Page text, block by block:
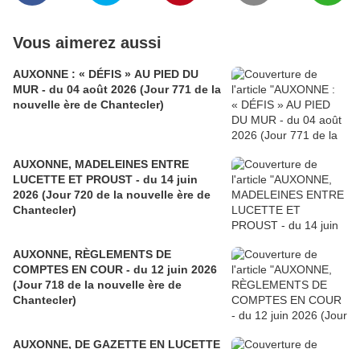
Vous aimerez aussi
AUXONNE : « DÉFIS » AU PIED DU
MUR - du 04 août 2026 (Jour 771 de la
nouvelle ère de Chantecler)
AUXONNE, MADELEINES ENTRE
LUCETTE ET PROUST - du 14 juin
2026 (Jour 720 de la nouvelle ère de
Chantecler)
AUXONNE, RÈGLEMENTS DE
COMPTES EN COUR - du 12 juin 2026
(Jour 718 de la nouvelle ère de
Chantecler)
AUXONNE, DE GAZETTE EN LUCETTE